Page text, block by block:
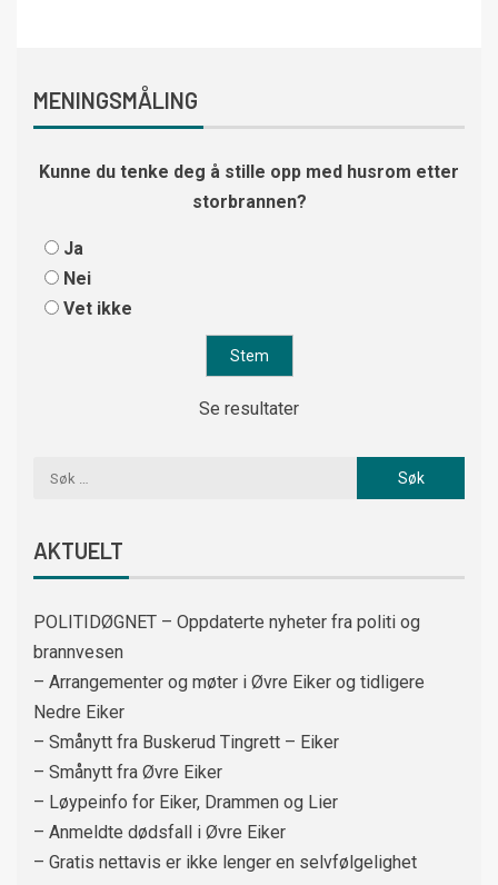
MENINGSMÅLING
Kunne du tenke deg å stille opp med husrom etter
storbrannen?
Ja
Nei
Vet ikke
Se resultater
AKTUELT
POLITIDØGNET – Oppdaterte nyheter fra politi og
brannvesen
– Arrangementer og møter i Øvre Eiker og tidligere
Nedre Eiker
– Smånytt fra Buskerud Tingrett – Eiker
– Smånytt fra Øvre Eiker
– Løypeinfo for Eiker, Drammen og Lier
– Anmeldte dødsfall i Øvre Eiker
– Gratis nettavis er ikke lenger en selvfølgelighet